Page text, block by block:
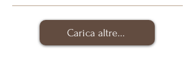
Carica altre...